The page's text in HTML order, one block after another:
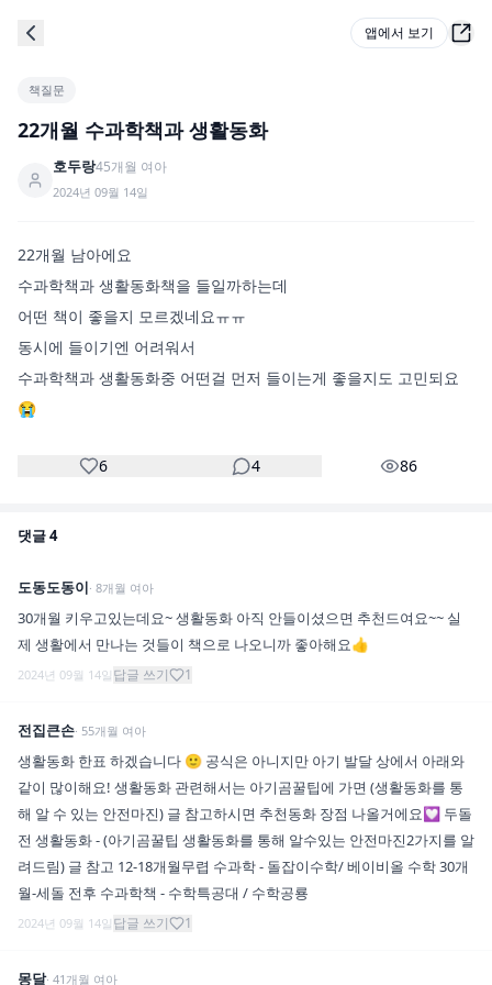
앱에서 보기
책질문
22개월 수과학책과 생활동화
호두랑45개월 여아
2024년 09월 14일
22개월 남아에요
수과학책과 생활동화책을 들일까하는데
어떤 책이 좋을지 모르겠네요ㅠㅠ
동시에 들이기엔 어려워서
수과학책과 생활동화중 어떤걸 먼저 들이는게 좋을지도 고민되요
😭
6 4 86
댓글4
도동도동이· 8개월 여아
30개월 키우고있는데요~ 생활동화 아직 안들이셨으면 추천드여요~~ 실
제 생활에서 만나는 것들이 책으로 나오니까 좋아해요👍
2024년 09월 14일 답글 쓰기 1
전집큰손· 55개월 여아
생활동화 한표 하겠습니다 🙂 공식은 아니지만 아기 발달 상에서 아래와
같이 많이해요! 생활동화 관련해서는 아기곰꿀팁에 가면 (생활동화를 통
해 알 수 있는 안전마진) 글 참고하시면 추천동화 장점 나올거에요💟 두돌
전 생활동화 - (아기곰꿀팁 생활동화를 통해 알수있는 안전마진2가지를 알
려드림) 글 참고 12-18개월무렵 수과학 - 돌잡이수학/ 베이비올 수학 30개
월-세돌 전후 수과학책 - 수학특공대 / 수학공룡
2024년 09월 14일 답글 쓰기 1
몽달· 41 개월 여아